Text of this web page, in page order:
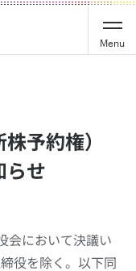
Menu
予約権）
らせ
会において決議い
役を除く。以下同